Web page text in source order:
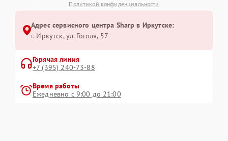
Политикой конфиденциальности
Адрес сервисного центра Sharp в Иркутске:
г. Иркутск, ул. ​Гоголя, 57
Горячая линия
+7 (395) 240-73-88
Время работы
Ежедневно с 9:00 до 21:00